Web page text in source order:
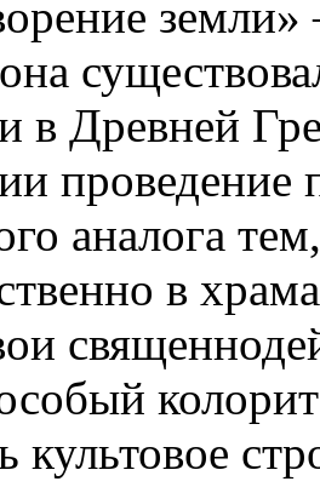
в Древней
проведение
аналога
в
культовое